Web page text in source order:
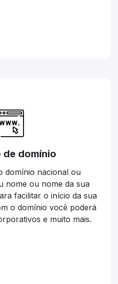
de domínio
domínio nacional ou
nome ou nome da sua
facilitar o início da sua
o domínio você poderá
e muito mais.